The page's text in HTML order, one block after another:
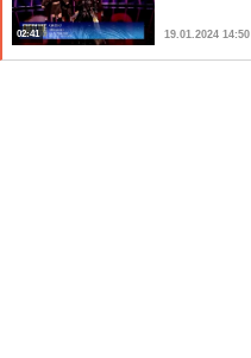
02:41 19.01.2024 14:50